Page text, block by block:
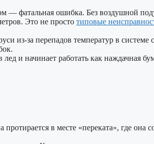
— фатальная ошибка. Без воздушной
Это не просто типовые
из-за перепадов температур в системе
и начинает работать как наждачная
в месте «переката», где она